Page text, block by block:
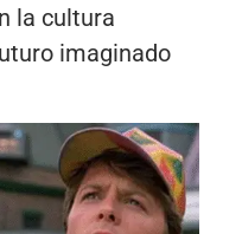
la cultura
imaginado